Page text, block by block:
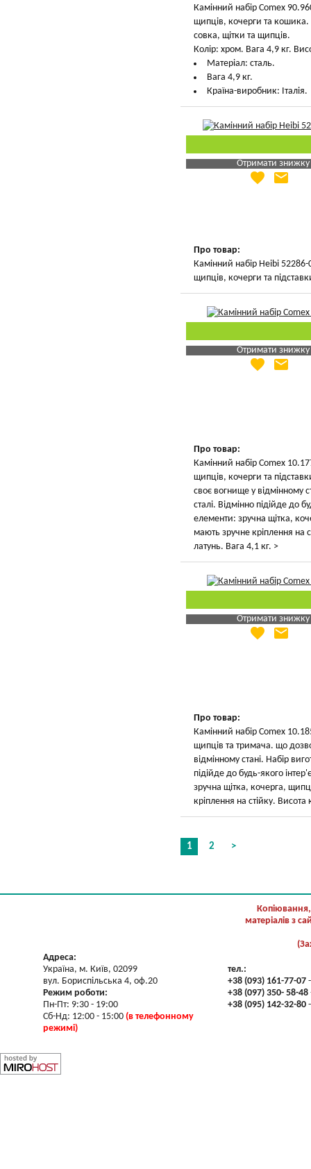
Камінний набір Comex
щипців, кочерги та кошика.
совка, щітки та щипців.
Колір: хром. Вага 4,9 кг.
Матеріал: сталь.
Вага 4,9 кг.
Країна-виробник: Італія.
Отримати знижку
Яка Ваша ціна
favorite email
Про товар:
Камінний набір Heibi
щипців, кочерги та
Отримати знижку
Яка Ваша ціна
favorite email
Про товар:
Камінний набір Comex
щипців, кочерги та
своє вогнище у відмінному
сталі. Відмінно підійде до
елементи: зручна щітка,
мають зручне кріплення на
латунь. Вага 4,1 кг. >
Отримати знижку
Яка Ваша ціна
favorite email
Про товар:
Камінний набір Comex
щипців та тримача. що
відмінному стані. Набір
підійде до будь-якого
зручна щітка, кочерга,
кріплення на стійку.
1 2 >
матеріалів з
Адреса:
Україна, м. Київ, 02099
вул. Бориспільська 4, оф.20
Режим роботи:
Пн-Пт: 9:30 - 19:00
Сб-Нд: 12:00 - 15:00 (в телефонному
режимі)
тел.:
+38 (093) 161-77-07
+38 (097) 350- 58-48
+38 (095) 142-32-80